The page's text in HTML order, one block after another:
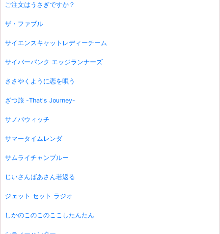
ご注文はうさぎですか？
ザ・ファブル
サイエンスキャットレディーチーム
サイバーパンク エッジランナーズ
ささやくように恋を唄う
ざつ旅 -That's Journey-
サノバウィッチ
サマータイムレンダ
サムライチャンプルー
じいさんばあさん若返る
ジェット セット ラジオ
しかのこのこのここしたんたん